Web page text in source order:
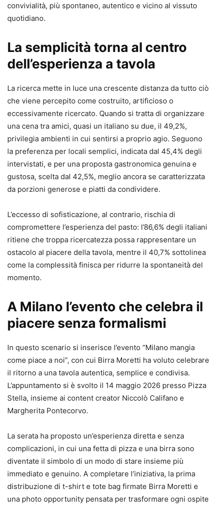
convivialità, più spontaneo, autentico e vicino al vissuto
quotidiano.
La semplicità torna al centro
dell’esperienza a tavola
La ricerca mette in luce una crescente distanza da tutto ciò
che viene percepito come costruito, artificioso o
eccessivamente ricercato. Quando si tratta di organizzare
una cena tra amici, quasi un italiano su due, il 49,2%,
privilegia ambienti in cui sentirsi a proprio agio. Seguono
la preferenza per locali semplici, indicata dal 45,4% degli
intervistati, e per una proposta gastronomica genuina e
gustosa, scelta dal 42,5%, meglio ancora se caratterizzata
da porzioni generose e piatti da condividere.
L’eccesso di sofisticazione, al contrario, rischia di
compromettere l’esperienza del pasto: l’86,6% degli italiani
ritiene che troppa ricercatezza possa rappresentare un
ostacolo al piacere della tavola, mentre il 40,7% sottolinea
come la complessità finisca per ridurre la spontaneità del
momento.
A Milano l’evento che celebra il
piacere senza formalismi
In questo scenario si inserisce l’evento “Milano mangia
come piace a noi”, con cui Birra Moretti ha voluto celebrare
il ritorno a una tavola autentica, semplice e condivisa.
L’appuntamento si è svolto il 14 maggio 2026 presso Pizza
Stella, insieme ai content creator Niccolò Califano e
Margherita Pontecorvo.
La serata ha proposto un’esperienza diretta e senza
complicazioni, in cui una fetta di pizza e una birra sono
diventate il simbolo di un modo di stare insieme più
immediato e genuino. A completare l’iniziativa, la prima
distribuzione di t-shirt e tote bag firmate Birra Moretti e
una photo opportunity pensata per trasformare ogni ospite